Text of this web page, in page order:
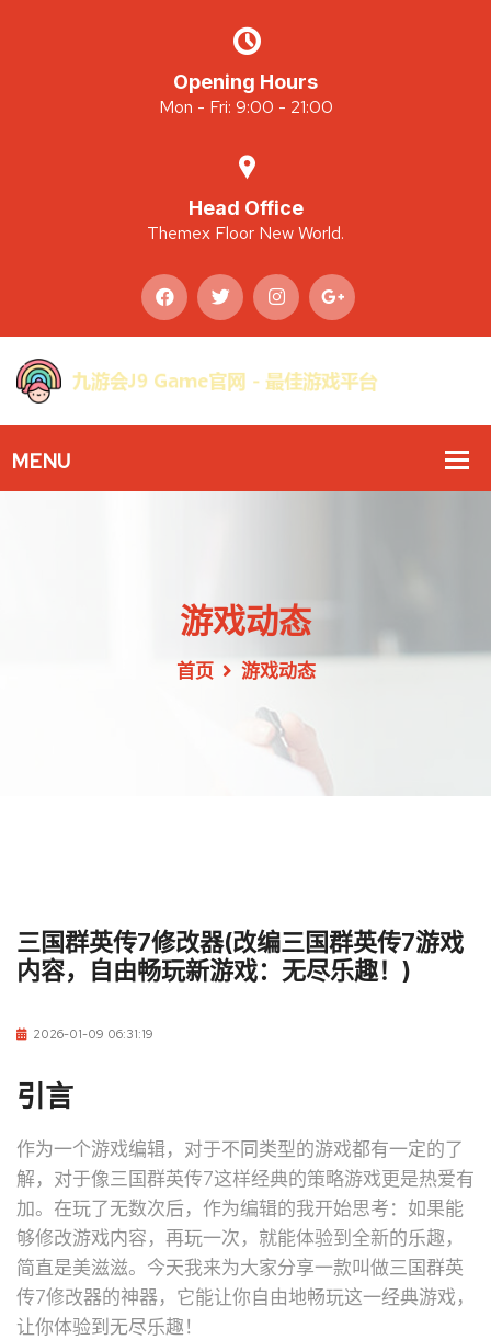
Opening Hours
Mon - Fri: 9:00 - 21:00
Head Office
Themex Floor New World.
游戏动态
首页 游戏动态
三国群英传7修改器(改编三国群英传7游戏
内容，自由畅玩新游戏：无尽乐趣！)
2026-01-09 06:31:19
引言
作为一个游戏编辑，对于不同类型的游戏都有一定的了
解，对于像三国群英传7这样经典的策略游戏更是热爱有
加。在玩了无数次后，作为编辑的我开始思考：如果能
够修改游戏内容，再玩一次，就能体验到全新的乐趣，
简直是美滋滋。今天我来为大家分享一款叫做三国群英
传7修改器的神器，它能让你自由地畅玩这一经典游戏，
让你体验到无尽乐趣！